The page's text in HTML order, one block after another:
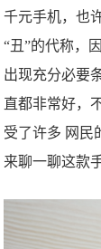
千元手机，也
“丑”的代称，
出现充分必要
直都非常好，
受了许多 网民
来聊一聊这款